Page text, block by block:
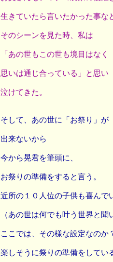
生きていたら言いたかった事な
そのシーンを見た時、私は
「あの世もこの世も境目はなく
思いは通じ合っている」と思い
泣けてきた。
そして、あの世に「お祭り」が
出来ないから
今から晃君を筆頭に、
お祭りの準備をすると言う。
近所の１０人位の子供も喜んで
（あの世は何でも叶う世界と聞
ここでは、その様な設定なのか
楽しそうに祭りの準備をしてい